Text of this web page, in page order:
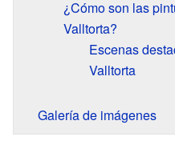
¿Cómo son las
Valltorta?
Escenas
Valltorta
Galería de imágenes